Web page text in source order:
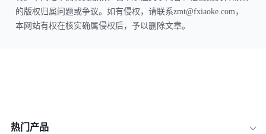
的版权归属问题或争议。如有侵权，请联系zmt@fxiaoke.com，
本网站有权在核实确属侵权后，予以删除文章。
热门产品